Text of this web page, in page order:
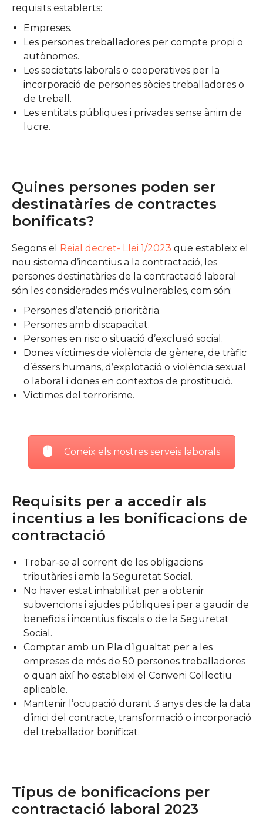
requisits establerts:
Empreses.
Les persones treballadores per compte propi o
autònomes.
Les societats laborals o cooperatives per la
incorporació de persones sòcies treballadores o
de treball.
Les entitats públiques i privades sense ànim de
lucre.
Quines persones poden ser
destinatàries de contractes
bonificats?
Segons el Reial decret- Llei 1/2023 que estableix el
nou sistema d’incentius a la contractació, les
persones destinatàries de la contractació laboral
són les considerades més vulnerables, com són:
Persones d’atenció prioritària.
Persones amb discapacitat.
Persones en risc o situació d’exclusió social.
Dones víctimes de violència de gènere, de tràfic
d’éssers humans, d’explotació o violència sexual
o laboral i dones en contextos de prostitució.
Víctimes del terrorisme.
Coneix els nostres serveis laborals
Requisits per a accedir als
incentius a les bonificacions de
contractació
Trobar-se al corrent de les obligacions
tributàries i amb la Seguretat Social.
No haver estat inhabilitat per a obtenir
subvencions i ajudes públiques i per a gaudir de
beneficis i incentius fiscals o de la Seguretat
Social.
Comptar amb un Pla d’Igualtat per a les
empreses de més de 50 persones treballadores
o quan així ho estableixi el Conveni Col·lectiu
aplicable.
Mantenir l’ocupació durant 3 anys des de la data
d’inici del contracte, transformació o incorporació
del treballador bonificat.
Tipus de bonificacions per
contractació laboral 2023